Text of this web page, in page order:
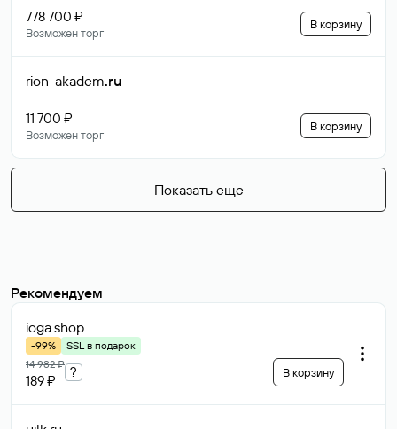
778 700 ₽
Возможен торг
В корзину
rion-akadem.ru
11 700 ₽
Возможен торг
В корзину
Показать еще
Рекомендуем
ioga.shop
-99%
SSL в подарок
14 982 ₽
189 ₽
? В корзину